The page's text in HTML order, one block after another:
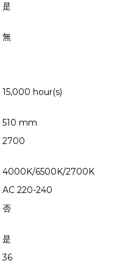
是
無
15,000 hour(s)
510 mm
2700
4000K/6500K/2700K
AC 220-240
否
是
36